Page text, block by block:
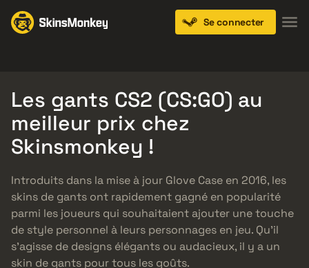
Se connecter
Les gants CS2 (CS:GO) au
meilleur prix chez
Skinsmonkey !
Introduits dans la mise à jour Glove Case en 2016, les
skins de gants ont rapidement gagné en popularité
parmi les joueurs qui souhaitaient ajouter une touche
de style personnel à leurs personnages en jeu. Qu’il
s’agisse de designs élégants ou audacieux, il y a un
skin de gants pour tous les goûts.